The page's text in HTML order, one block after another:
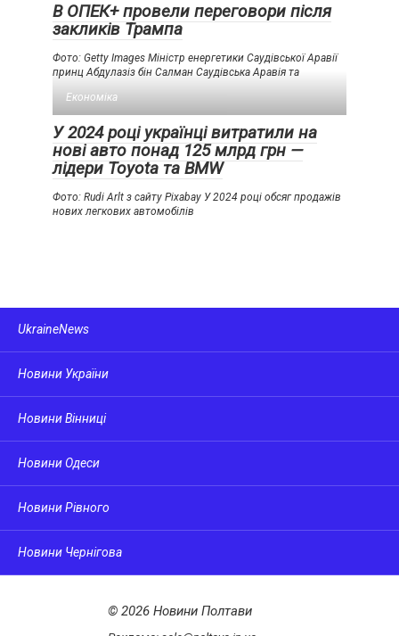
В ОПЕК+ провели переговори після
закликів Трампа
Фото: Getty Images Міністр енергетики Саудівської Аравії
принц Абдулазіз бін Салман Саудівська Аравія та
Економіка
У 2024 році українці витратили на
нові авто понад 125 млрд грн —
лідери Toyota та BMW
Фото: Rudi Arlt з сайту Pixabay У 2024 році обсяг продажів
нових легкових автомобілів
UkraineNews
Новини України
Новини Вінниці
Новини Одеси
Новини Рівного
Новини Чернігова
© 2026 Новини Полтави